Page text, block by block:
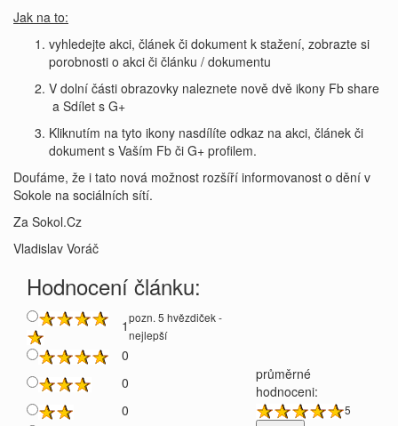
Jak na to:
vyhledejte akci, článek či dokument k stažení, zobrazte si
porobnosti o akci či článku / dokumentu
V dolní části obrazovky naleznete nově dvě ikony Fb share
a Sdílet s G+
Kliknutím na tyto ikony nasdílíte odkaz na akci, článek či
dokument s Vaším Fb či G+ profilem.
Doufáme, že i tato nová možnost rozšíří informovanost o dění v
Sokole na sociálních sítí.
Za Sokol.Cz
Vladislav Voráč
Hodnocení článku:
1pozn. 5 hvězdiček -
nejlepší
0
0
průměrné
hodnoceni:
0
5